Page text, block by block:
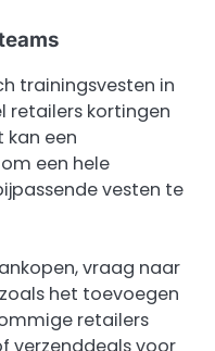
trainingsvesten in
retailers kortingen
kan een
een hele
vesten te
vraag naar
het toevoegen
retailers